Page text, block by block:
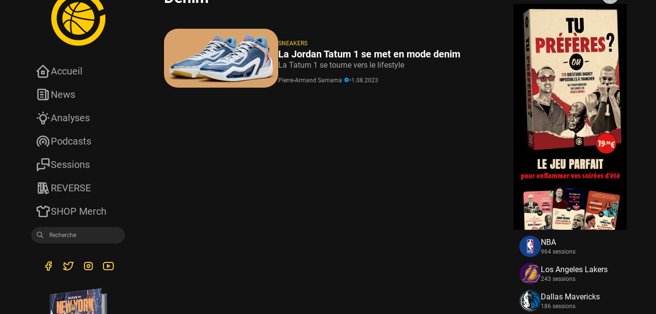
SNEAKERS
La Jordan Tatum 1 se met en mode denim
La Tatum 1 se tourne vers le lifestyle
Pierre-Armand Samama •1.08.2023
Accueil
News
Analyses
Podcasts
Sessions
REVERSE
SHOP Merch
NBA
964 sessions
Los Angeles Lakers
243 sessions
Dallas Mavericks
186 sessions